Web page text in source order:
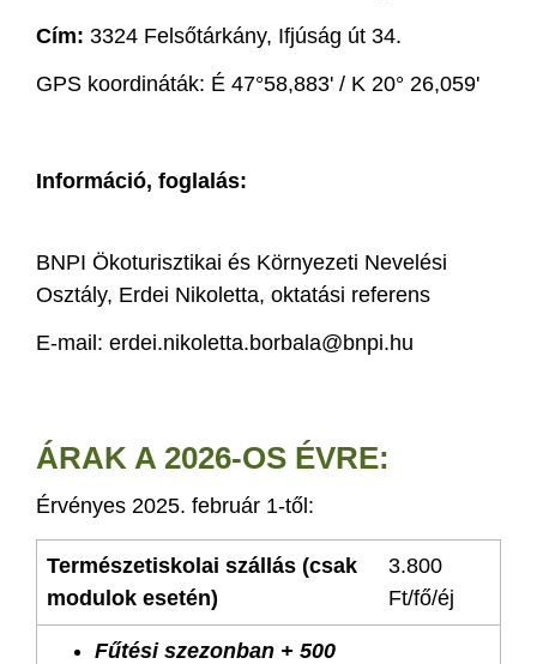
Cím: 3324 Felsőtárkány, Ifjúság út 34.
GPS koordináták: É 47°58,883' / K 20° 26,059'
Információ, foglalás:
BNPI Ökoturisztikai és Környezeti Nevelési
Osztály, Erdei Nikoletta, oktatási referens
E-mail: erdei.nikoletta.borbala@bnpi.hu
ÁRAK A 2026-OS ÉVRE:
Érvényes 2025. február 1-től:
Természetiskolai szállás (csak
modulok esetén)
3.800
Ft/fő/éj
Fűtési szezonban + 500